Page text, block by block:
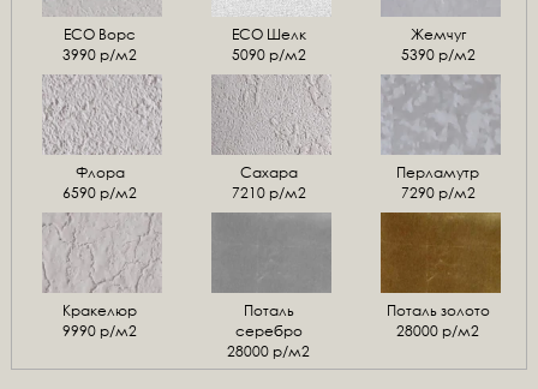
ЕСО Ворс
3990 р/м2
ЕСО Шелк
5090 р/м2
Жемчуг
5390 р/м2
Флора
6590 р/м2
Сахара
7210 р/м2
Перламутр
7290 р/м2
Кракелюр
9990 р/м2
Поталь
серебро
28000 р/м2
Поталь золото
28000 р/м2